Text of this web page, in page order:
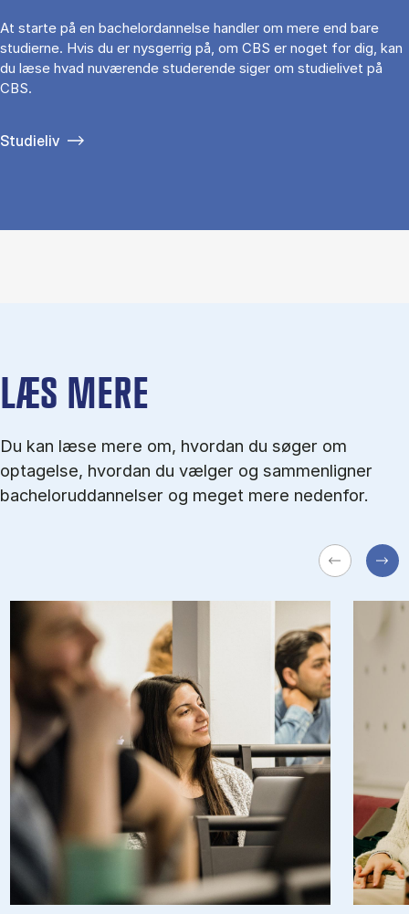
At starte på en bachelordannelse handler om mere end bare
studierne. Hvis du er nysgerrig på, om CBS er noget for dig, kan
du læse hvad nuværende studerende siger om studielivet på
CBS.
Studieliv
LÆS MERE
Du kan læse mere om, hvordan du søger om
optagelse, hvordan du vælger og sammenligner
bacheloruddannelser og meget mere nedenfor.